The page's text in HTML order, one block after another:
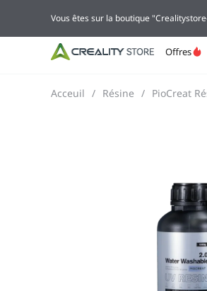
Offres
Acceuil / Résine / PioCreat
Vous êtes sur la boutique